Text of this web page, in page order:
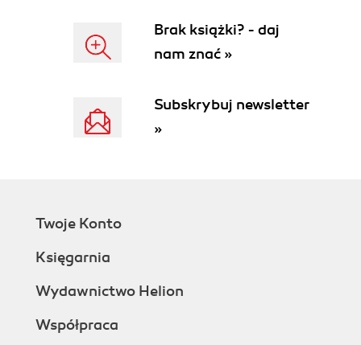
Brak książki? - daj
nam znać »
Subskrybuj newsletter
»
Twoje Konto
Księgarnia
Wydawnictwo Helion
Współpraca